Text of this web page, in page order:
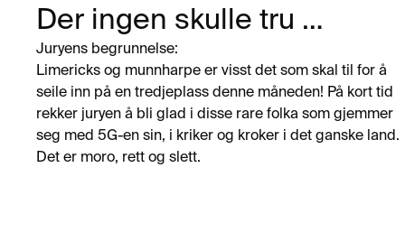
Der ingen skulle tru …
Juryens begrunnelse:
Limericks og munnharpe er visst det som skal til for å
seile inn på en tredjeplass denne måneden! På kort tid
rekker juryen å bli glad i disse rare folka som gjemmer
seg med 5G-en sin, i kriker og kroker i det ganske land.
Det er moro, rett og slett.